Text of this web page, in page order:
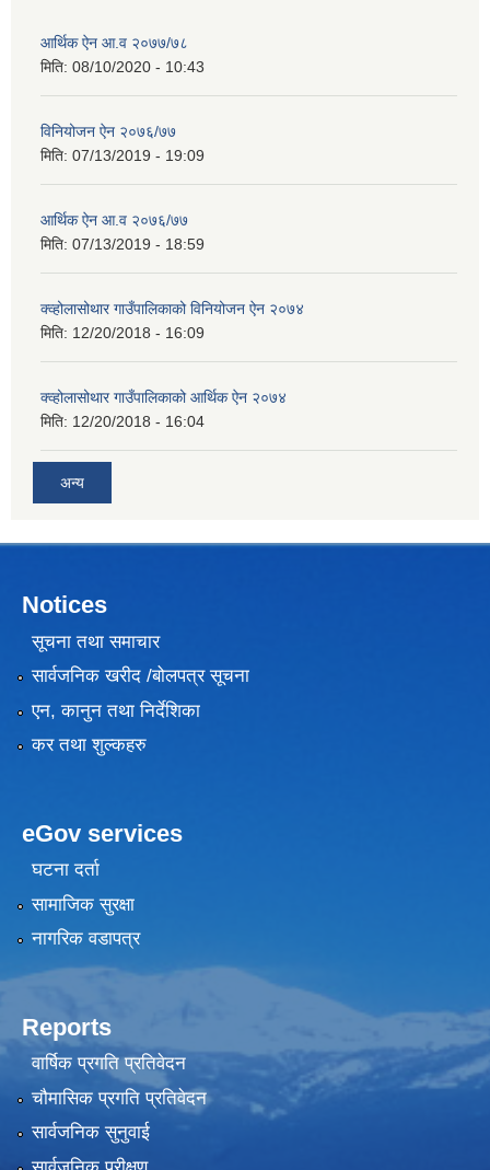
आर्थिक ऐन आ.व २०७७/७८
मिति: 08/10/2020 - 10:43
विनियोजन ऐन २०७६/७७
मिति: 07/13/2019 - 19:09
आर्थिक ऐन आ.व २०७६/७७
मिति: 07/13/2019 - 18:59
क्व्होलासोथार गाउँपालिकाको विनियोजन ऐन २०७४
मिति: 12/20/2018 - 16:09
क्व्होलासोथार गाउँपालिकाको आर्थिक ऐन २०७४
मिति: 12/20/2018 - 16:04
अन्य
Notices
सूचना तथा समाचार
सार्वजनिक खरीद /बोलपत्र सूचना
एन, कानुन तथा निर्देशिका
कर तथा शुल्कहरु
eGov services
घटना दर्ता
सामाजिक सुरक्षा
नागरिक वडापत्र
Reports
वार्षिक प्रगति प्रतिवेदन
चौमासिक प्रगति प्रतिवेदन
सार्वजनिक सुनुवाई